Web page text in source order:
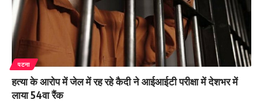
पटना
हत्या के आरोप में जेल में रह रहे कैदी ने आईआईटी परीक्षा में देशभर में
लाया 54वा रैंक